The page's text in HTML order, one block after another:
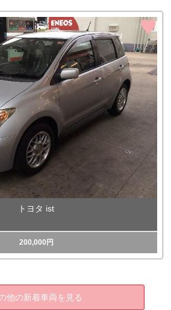
トヨタ ist
200,000円
他の新着車両を見る